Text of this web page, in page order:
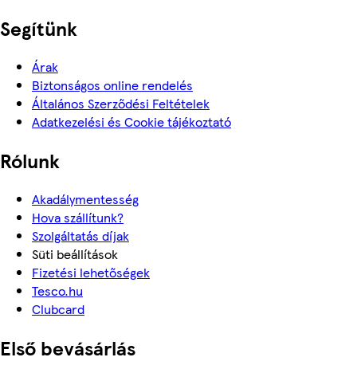
Segítünk
Árak
Biztonságos online rendelés
Általános Szerződési Feltételek
Adatkezelési és Cookie tájékoztató
Rólunk
Akadálymentesség
Hova szállítunk?
Szolgáltatás díjak
Süti beállítások
Fizetési lehetőségek
Tesco.hu
Clubcard
Első bevásárlás